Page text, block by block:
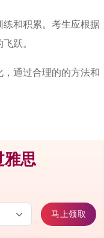
和积累。考生应根据
跃。
通过合理的的方法和
思
马上领取